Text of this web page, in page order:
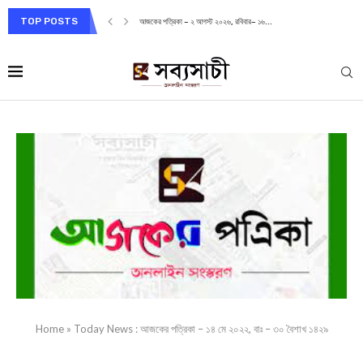
TOP POSTS আজকের পত্রিকা – ২ আগস্ট ২০২৬, রবিবার– ১৬...
Home» Today News : আজকের পত্রিকা – ১৪ মে ২০২২, বাঃ – ৩০ বৈশাখ ১৪২৯